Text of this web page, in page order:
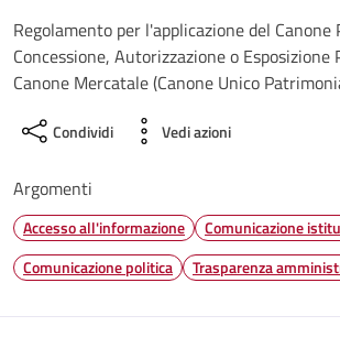
Regolamento per l'applicazione del
Concessione, Autorizzazione o
Canone Mercatale (Canone Unico
Condividi Vedi azioni
Argomenti
Accesso all'informazione
Comunicazione
Comunicazione politica
Trasparenza